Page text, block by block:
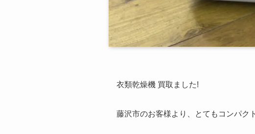
衣類乾燥機 買取ました!
藤沢市のお客様より、とてもコンパク